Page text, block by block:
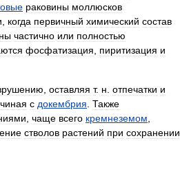
раковины моллюсков
когда первичный химический состав
частично или полностью
фосфатизация пиритизация и
оставляя т. н отпечатки и
с докембрия Также
чаще всего кремнеземом
стволов растений при сохранении